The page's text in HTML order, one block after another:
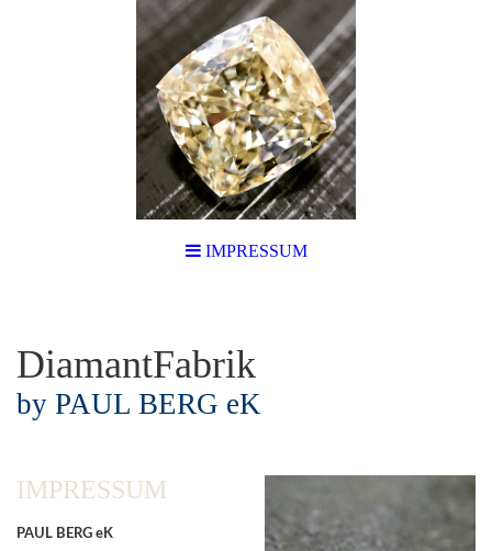
IMPRESSUM
DiamantFabrik
by PAUL BERG eK
IMPRESSUM
PAUL BERG eK